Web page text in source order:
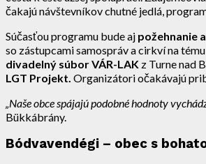
čakajú návštevníkov chutné jedlá,
Súčasťou programu bude aj požehnanie
so zástupcami samospráv a cirkví na
divadelný súbor VÁR-LAK z Turne nad
LGT Projekt Organizátori očakávajú
„Naše obce spájajú podobné hodnoty
Bükkábrány.
Bódvavendégi – obec s